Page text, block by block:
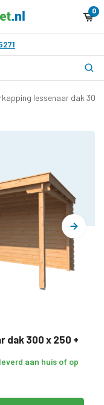
0
lessenaar dak 300
dak 300 x 250 +
aan huis of op